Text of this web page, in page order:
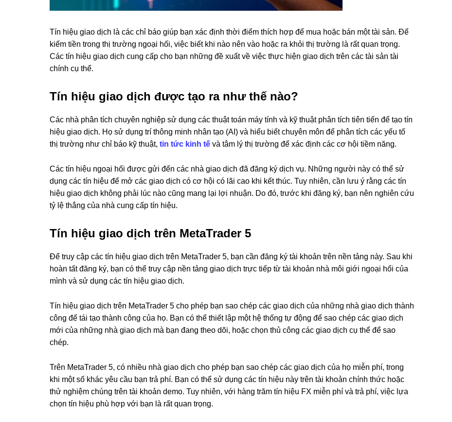
Tín hiệu giao dịch là các chỉ báo giúp bạn xác định thời điểm thích hợp để mua hoặc bán một tài sản. Để
kiếm tiền trong thị trường ngoại hối, việc biết khi nào nên vào hoặc ra khỏi thị trường là rất quan trọng.
Các tín hiệu giao dịch cung cấp cho bạn những đề xuất về việc thực hiện giao dịch trên các tài sản tài
chính cụ thể.
Tín hiệu giao dịch được tạo ra như thế nào?
Các nhà phân tích chuyên nghiệp sử dụng các thuật toán máy tính và kỹ thuật phân tích tiên tiến để tạo tín
hiệu giao dịch. Họ sử dụng trí thông minh nhân tạo (AI) và hiểu biết chuyên môn để phân tích các yếu tố
thị trường như chỉ báo kỹ thuật, tin tức kinh tế và tâm lý thị trường để xác định các cơ hội tiềm năng.
Các tín hiệu ngoại hối được gửi đến các nhà giao dịch đã đăng ký dịch vụ. Những người này có thể sử
dụng các tín hiệu để mở các giao dịch có cơ hội có lãi cao khi kết thúc. Tuy nhiên, cần lưu ý rằng các tín
hiệu giao dịch không phải lúc nào cũng mang lại lợi nhuận. Do đó, trước khi đăng ký, bạn nên nghiên cứu
tỷ lệ thắng của nhà cung cấp tín hiệu.
Tín hiệu giao dịch trên MetaTrader 5
Để truy cập các tín hiệu giao dịch trên MetaTrader 5, bạn cần đăng ký tài khoản trên nền tảng này. Sau khi
hoàn tất đăng ký, bạn có thể truy cập nền tảng giao dịch trực tiếp từ tài khoản nhà môi giới ngoại hối của
mình và sử dụng các tín hiệu giao dịch.
Tín hiệu giao dịch trên MetaTrader 5 cho phép bạn sao chép các giao dịch của những nhà giao dịch thành
công để tái tạo thành công của họ. Bạn có thể thiết lập một hệ thống tự động để sao chép các giao dịch
mới của những nhà giao dịch mà bạn đang theo dõi, hoặc chọn thủ công các giao dịch cụ thể để sao
chép.
Trên MetaTrader 5, có nhiều nhà giao dịch cho phép bạn sao chép các giao dịch của họ miễn phí, trong
khi một số khác yêu cầu bạn trả phí. Bạn có thể sử dụng các tín hiệu này trên tài khoản chính thức hoặc
thử nghiệm chúng trên tài khoản demo. Tuy nhiên, với hàng trăm tín hiệu FX miễn phí và trả phí, việc lựa
chọn tín hiệu phù hợp với bạn là rất quan trọng.